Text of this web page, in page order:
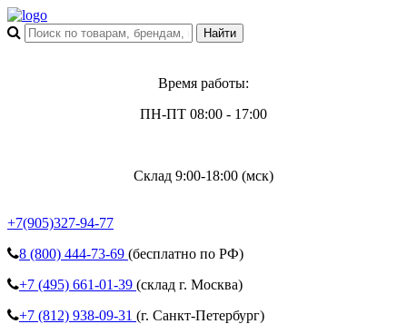
Время работы:
ПН-ПТ 08:00 - 17:00
Склад 9:00-18:00 (мск)
+7(905)327-94-77
8 (800) 444-73-69 (бесплатно по РФ)
+7 (495) 661-01-39 (склад г. Москва)
+7 (812) 938-09-31 (г. Санкт-Петербург)